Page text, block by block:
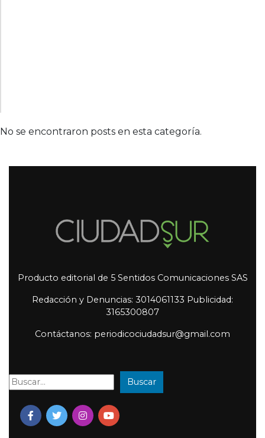
No se encontraron posts en esta categoría.
Producto editorial de 5 Sentidos Comunicaciones SAS
Redacción y Denuncias: 3014061133 Publicidad:
3165300807
Contáctanos: periodicociudadsur@gmail.com
Buscar: Buscar